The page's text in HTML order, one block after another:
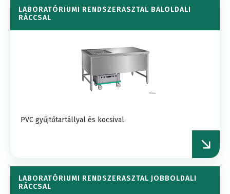
LABORATÓRIUMI RENDSZERASZTAL BALOLDALI
RÁCCSAL
PVC gyűjtőtartállyal és kocsival.
LABORATÓRIUMI RENDSZERASZTAL JOBBOLDALI
RÁCCSAL